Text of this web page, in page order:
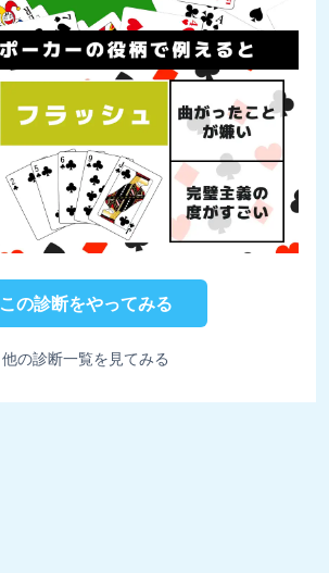
この診断をやってみる
他の診断一覧を見てみる